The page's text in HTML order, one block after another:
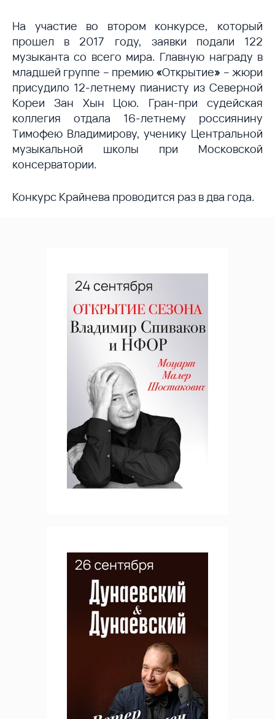
На участие во втором конкурсе, который
прошел в 2017 году, заявки подали 122
музыканта со всего мира. Главную награду в
младшей группе – премию «Открытие» – жюри
присудило 12-летнему пианисту из Северной
Кореи Зан Хын Цою. Гран-при судейская
коллегия отдала 16-летнему россиянину
Тимофею Владимирову, ученику Центральной
музыкальной школы при Московской
консерватории.
Конкурс Крайнева проводится раз в два года.